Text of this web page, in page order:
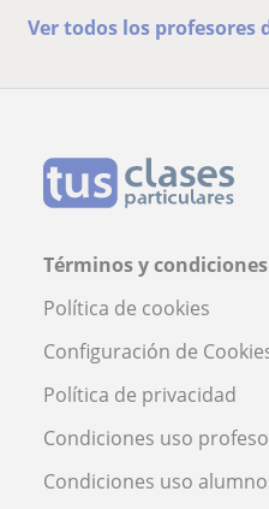
Ver todos los profesores
Términos y condiciones
Política de cookies
Configuración de
Política de privacidad
Condiciones uso
Condiciones uso